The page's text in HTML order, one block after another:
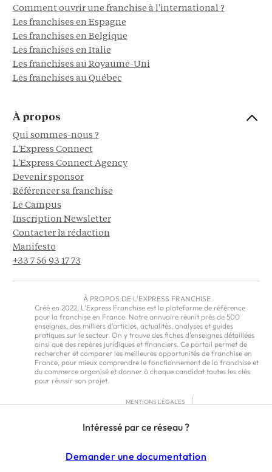
Intéressé par ce réseau ?
Demander une documentation
Comment ouvrir une franchise à l'international ?
Les franchises en Espagne
Les franchises en Belgique
Les franchises en Italie
Les franchises au Royaume-Uni
Les franchises au Québec
À propos
Qui sommes-nous ?
L'Express Connect
L'Express Connect Agency
Devenir sponsor
Référencer sa franchise
Le Campus
Inscription Newsletter
Contacter la rédaction
Manifesto
+33 7 56 93 17 73
À PROPOS DE L'EXPRESS FRANCHISE
Créé en 2022, L'Express Franchise est la plateforme de référence
pour la franchise en France. Notre annuaire réunit près de 500
enseignes, des milliers d'articles, actualités, analyses et guides
pratiques sur le secteur. On y trouve des fiches d'enseignes détaillées
ainsi que des repères juridiques et financiers. Ce portail permet de
rechercher et comparer les meilleures opportunités de franchise en
France, pour mieux comprendre le fonctionnement de la franchise et
du commerce organisé et donner à chaque candidat toutes les clés
pour réussir son projet.
MENTIONS LÉGALES
CGU